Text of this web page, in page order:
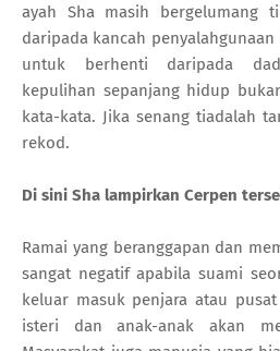
ayah Sha masih bergelumang
daripada kancah penyalahgunaan
untuk berhenti daripada
kepulihan sepanjang hidup
kata-kata. Jika senang tiadalah
rekod.
Di sini Sha lampirkan Cerpen
Ramai yang beranggapan dan
sangat negatif apabila suami
keluar masuk penjara atau
isteri dan anak-anak akan